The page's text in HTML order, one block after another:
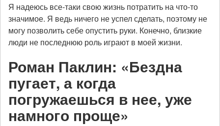
Я надеюсь все-таки свою жизнь потратить на что-то
значимое. Я ведь ничего не успел сделать, поэтому не
могу позволить себе опустить руки. Конечно, близкие
люди не последнюю роль играют в моей жизни.
Роман Паклин: «Бездна
пугает, а когда
погружаешься в нее, уже
намного проще»